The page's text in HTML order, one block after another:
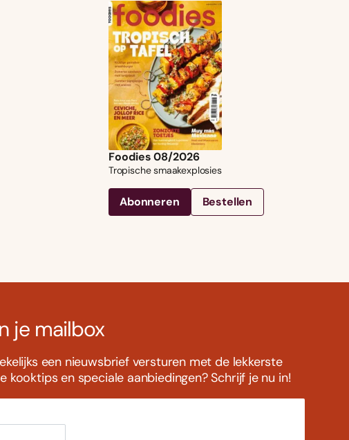
Foodies 08/2026
Tropische smaakexplosies
Abonneren Bestellen
je mailbox
een nieuwsbrief versturen met de lekkerste
kooktips en speciale aanbiedingen? Schrijf je nu in!